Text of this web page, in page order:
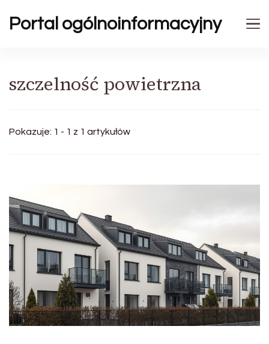
Portal ogólnoinformacyjny
szczelność powietrzna
Pokazuje: 1 - 1 z 1 artykułów